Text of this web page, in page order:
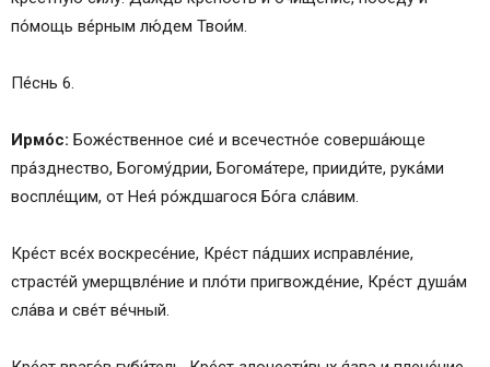
по́мощь ве́рным лю́дем Твои́м.
Пе́снь 6.
Ирмо́с: Боже́ственное сие́ и всечестно́е соверша́юще
пра́зднество, Богому́дрии, Богома́тере, прииди́те, рука́ми
воспле́щим, от Нея́ ро́ждшагося Бо́га сла́вим.
Кре́ст все́х воскресе́ние, Кре́ст па́дших исправле́ние,
страсте́й умерщвле́ние и пло́ти пригвожде́ние, Кре́ст душа́м
сла́ва и све́т ве́чный.